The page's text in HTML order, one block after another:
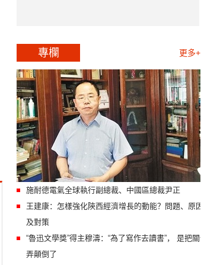
專欄 更多+
施耐德電氣全球執行副總裁、中國區總裁尹正
王建康：怎樣強化陝西經濟增長的動能？問題、原因
及對策
“魯迅文學獎”得主穆濤：“為了寫作去讀書”， 是把關係
弄顛倒了